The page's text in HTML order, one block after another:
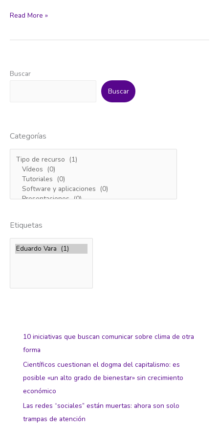
Eduardo
una
se
más
razonable”
Read More »
Buscar
Buscar
Categorías
Etiquetas
10 iniciativas que buscan comunicar sobre clima de otra
forma
Científicos cuestionan el dogma del capitalismo: es
posible «un alto grado de bienestar» sin crecimiento
económico
Las redes “sociales” están muertas: ahora son solo
trampas de atención